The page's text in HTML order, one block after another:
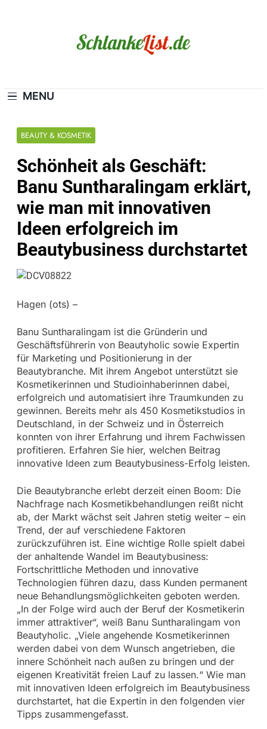
MENU
BEAUTY & KOSMETIK
Schönheit als Geschäft:
Banu Suntharalingam erklärt,
wie man mit innovativen
Ideen erfolgreich im
Beautybusiness durchstartet
Hagen (ots) –
Banu Suntharalingam ist die Gründerin und
Geschäftsführerin von Beautyholic sowie Expertin
für Marketing und Positionierung in der
Beautybranche. Mit ihrem Angebot unterstützt sie
Kosmetikerinnen und Studioinhaberinnen dabei,
erfolgreich und automatisiert ihre Traumkunden zu
gewinnen. Bereits mehr als 450 Kosmetikstudios in
Deutschland, in der Schweiz und in Österreich
konnten von ihrer Erfahrung und ihrem Fachwissen
profitieren. Erfahren Sie hier, welchen Beitrag
innovative Ideen zum Beautybusiness-Erfolg leisten.
Die Beautybranche erlebt derzeit einen Boom: Die
Nachfrage nach Kosmetikbehandlungen reißt nicht
ab, der Markt wächst seit Jahren stetig weiter – ein
Trend, der auf verschiedene Faktoren
zurückzuführen ist. Eine wichtige Rolle spielt dabei
der anhaltende Wandel im Beautybusiness:
Fortschrittliche Methoden und innovative
Technologien führen dazu, dass Kunden permanent
neue Behandlungsmöglichkeiten geboten werden.
„In der Folge wird auch der Beruf der Kosmetikerin
immer attraktiver“, weiß Banu Suntharalingam von
Beautyholic. „Viele angehende Kosmetikerinnen
werden dabei von dem Wunsch angetrieben, die
innere Schönheit nach außen zu bringen und der
eigenen Kreativität freien Lauf zu lassen.“ Wie man
mit innovativen Ideen erfolgreich im Beautybusiness
durchstartet, hat die Expertin in den folgenden vier
Tipps zusammengefasst.